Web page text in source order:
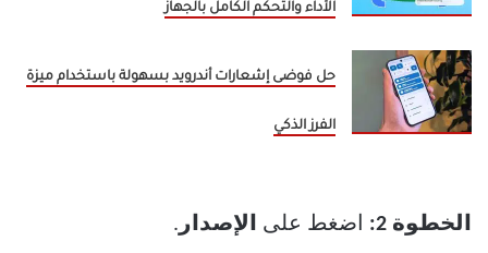
الأداء والتحكم الكامل بالجهاز
حل فوضى إشعارات أندرويد بسهولة باستخدام ميزة
الفرز الذكي
الخطوة 2: اضغط على الإصدار .